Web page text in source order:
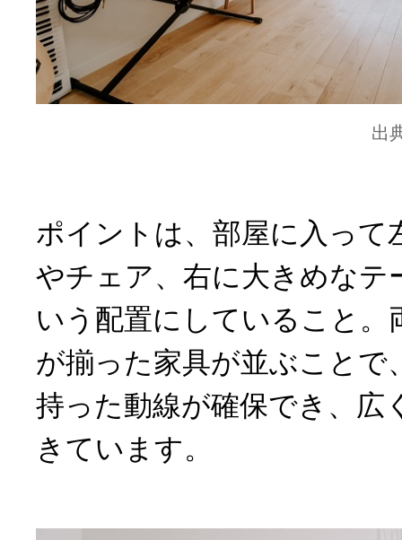
出
ポイントは、部屋に入って
やチェア、右に大きめなテ
いう配置にしていること。
が揃った家具が並ぶことで
持った動線が確保でき、広
きています。